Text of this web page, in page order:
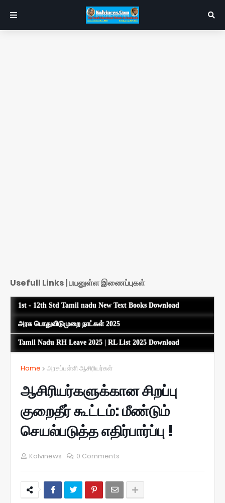
Usefull Links | பயனுள்ள இணைப்புகள்
1st - 12th Std Tamil nadu New Text Books Download
அரசு பொதுவிடுமுறை நாட்கள் 2025
Tamil Nadu RH Leave 2025 | RL List 2025 Download
Home அரசுப்பள்ளி ஆசிரியர்கள்
ஆசிரியர்களுக்கான சிறப்பு
குறைதீர் கூட்டம்: மீண்டும்
செயல்படுத்த எதிர்பார்ப்பு !
Kalvinews 0 Comments